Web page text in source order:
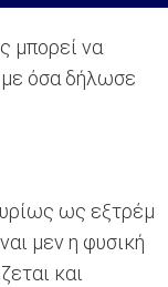
μπορεί να
όσα δήλωσε
ως εξτρέμ
μεν η φυσική
και